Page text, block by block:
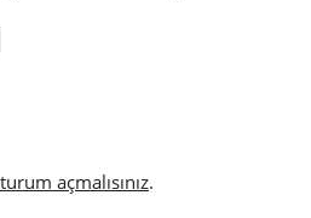
açmalısınız.